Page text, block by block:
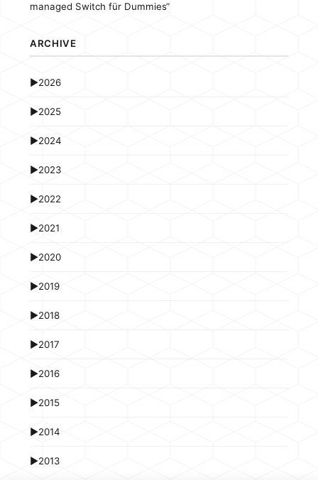
managed Switch für Dummies“
ARCHIVE
►2026
►2025
►2024
►2023
►2022
►2021
►2020
►2019
►2018
►2017
►2016
►2015
►2014
►2013